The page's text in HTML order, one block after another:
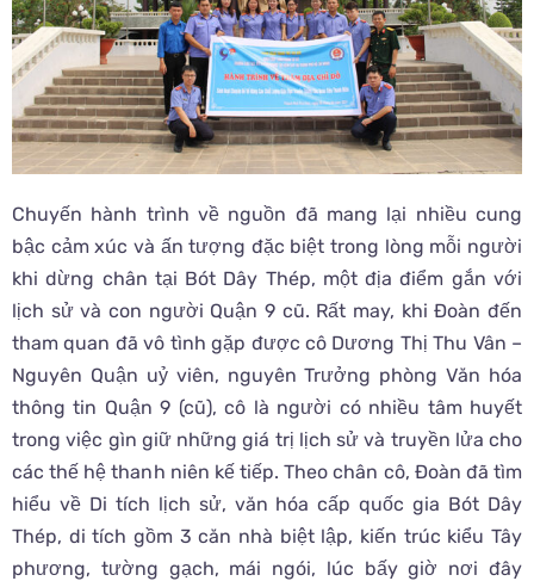
Chuyến hành trình về nguồn đã mang lại nhiều cung
bậc cảm xúc và ấn tượng đặc biệt trong lòng mỗi người
khi dừng chân tại Bót Dây Thép, một địa điểm gắn với
lịch sử và con người Quận 9 cũ. Rất may, khi Đoàn đến
tham quan đã vô tình gặp được cô Dương Thị Thu Vân –
Nguyên Quận uỷ viên, nguyên Trưởng phòng Văn hóa
thông tin Quận 9 (cũ), cô là người có nhiều tâm huyết
trong việc gìn giữ những giá trị lịch sử và truyền lửa cho
các thế hệ thanh niên kế tiếp. Theo chân cô, Đoàn đã tìm
hiểu về Di tích lịch sử, văn hóa cấp quốc gia Bót Dây
Thép, di tích gồm 3 căn nhà biệt lập, kiến trúc kiểu Tây
phương, tường gạch, mái ngói, lúc bấy giờ nơi đây